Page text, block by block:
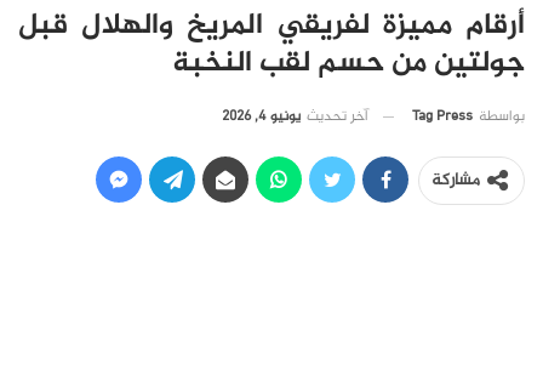
أرقام مميزة لفريقي المريخ والهلال قبل
جولتين من حسم لقب النخبة
بواسطة Tag Press آخر تحديث يونيو 4, 2026
مشاركة